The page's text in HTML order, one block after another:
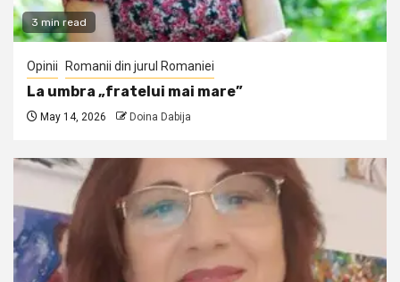
3 min read
Opinii Romanii din jurul Romaniei
La umbra „fratelui mai mare”
May 14, 2026 Doina Dabija